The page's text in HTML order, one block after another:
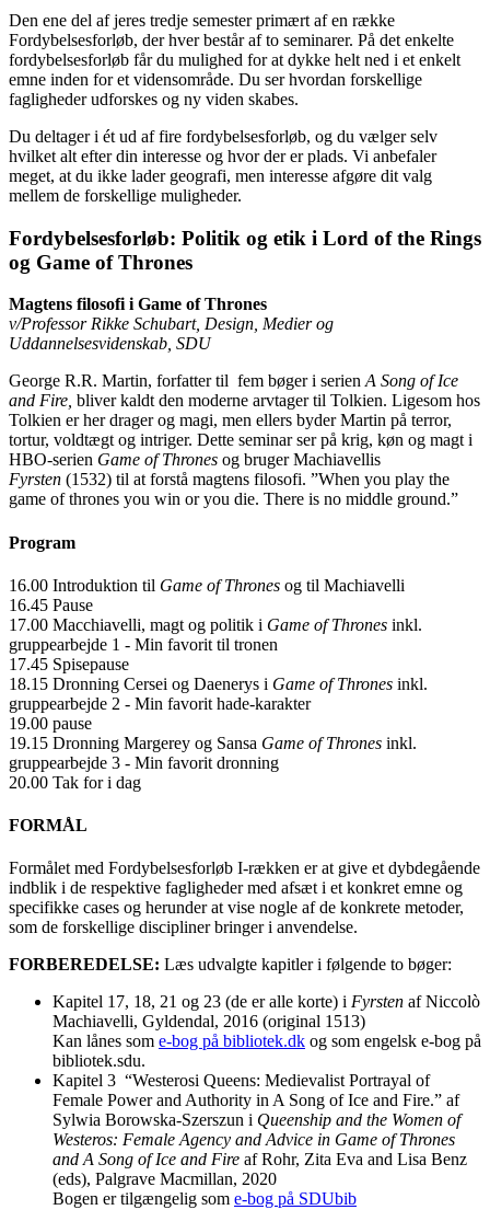
Den ene del af jeres tredje semester primært af en række
Fordybelsesforløb, der hver består af to seminarer. På det enkelte
fordybelsesforløb får du mulighed for at dykke helt ned i et enkelt
emne inden for et vidensområde. Du ser hvordan forskellige
fagligheder udforskes og ny viden skabes.
Du deltager i ét ud af fire fordybelsesforløb, og du vælger selv
hvilket alt efter din interesse og hvor der er plads. Vi anbefaler
meget, at du ikke lader geografi, men interesse afgøre dit valg
mellem de forskellige muligheder.
Fordybelsesforløb: Politik og etik i Lord of the Rings
og Game of Thrones
Magtens filosofi i Game of Thrones
v/Professor Rikke Schubart, Design, Medier og
Uddannelsesvidenskab, SDU
George R.R. Martin, forfatter til fem bøger i serienA Song of Ice
and Fire, bliver kaldt den moderne arvtager til Tolkien. Ligesom hos
Tolkien er her drager og magi, men ellers byder Martin på terror,
tortur, voldtægt og intriger. Dette seminar ser på krig, køn og magt i
HBO-serien Game of Thrones og bruger Machiavellis
Fyrsten (1532) til at forstå magtens filosofi. ”When you play the
game of thrones you win or you die. There is no middle ground.”
Program
16.00 Introduktion til Game of Thrones og til Machiavelli
16.45 Pause
17.00 Macchiavelli, magt og politik i Game of Thrones inkl.
gruppearbejde 1 - Min favorit til tronen
17.45 Spisepause
18.15 Dronning Cersei og Daenerys i Game of Thrones inkl.
gruppearbejde 2 - Min favorit hade-karakter
19.00 pause
19.15 Dronning Margerey og Sansa Game of Thrones inkl.
gruppearbejde 3 - Min favorit dronning
20.00 Tak for i dag
FORMÅL
Formålet med Fordybelsesforløb I-rækken er at give et dybdegående
indblik i de respektive fagligheder med afsæt i et konkret emne og
specifikke cases og herunder at vise nogle af de konkrete metoder,
som de forskellige discipliner bringer i anvendelse.
FORBEREDELSE: Læs udvalgte kapitler i følgende to bøger:
Kapitel 17, 18, 21 og 23 (de er alle korte) i Fyrsten af Niccolò
Machiavelli, Gyldendal, 2016 (original 1513)
Kan lånes som e-bog på bibliotek.dk og som engelsk e-bog på
bibliotek.sdu.
Kapitel 3 “Westerosi Queens: Medievalist Portrayal of
Female Power and Authority in A Song of Ice and Fire.” af
Sylwia Borowska-Szerszun i Queenship and the Women of
Westeros: Female Agency and Advice in Game of Thrones
and A Song of Ice and Fire af Rohr, Zita Eva and Lisa Benz
(eds), Palgrave Macmillan, 2020
Bogen er tilgængelig som e-bog på SDUbib